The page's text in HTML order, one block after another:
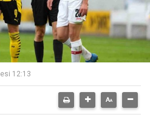
12:13